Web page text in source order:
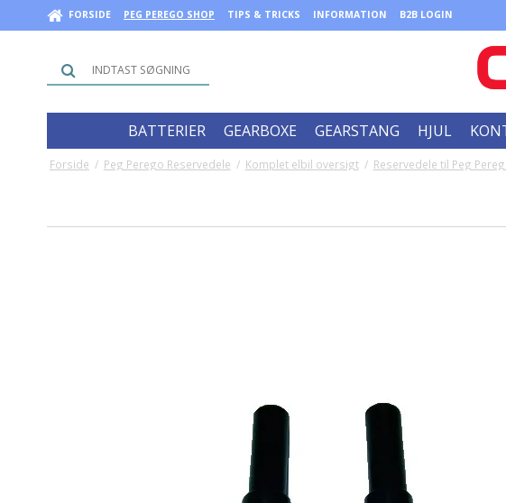
FORSIDE PEG PEREGO SHOP TIPS & TRICKS INFORMATION B2B LOGIN
BATTERIER GEARBOXE GEARSTANG HJUL
Forside / Peg Perego Reservedele / Komplet elbil oversigt / Reservedele til Peg